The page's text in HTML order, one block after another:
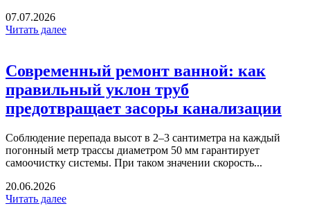
07.07.2026
Читать далее
Современный ремонт ванной: как
правильный уклон труб
предотвращает засоры канализации
Соблюдение перепада высот в 2–3 сантиметра на каждый
погонный метр трассы диаметром 50 мм гарантирует
самоочистку системы. При таком значении скорость...
20.06.2026
Читать далее